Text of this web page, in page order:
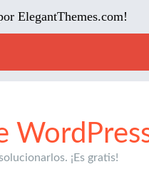
ElegantThemes.com!
¡Es gratis!